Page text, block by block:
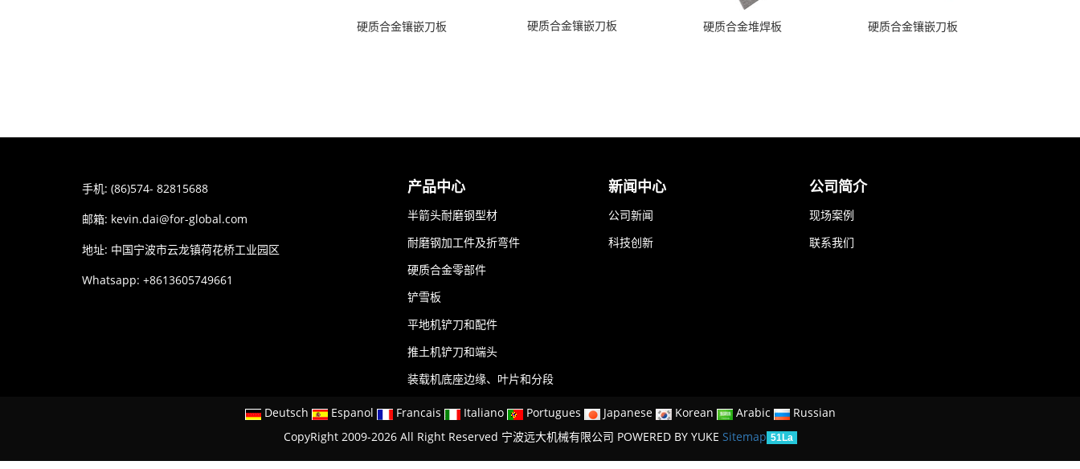
硬质合金镶嵌刀板 硬质合金镶嵌刀板 硬质合金堆焊板 硬质合金镶嵌刀板
手机: (86)574- 82815688
邮箱: kevin.dai@for-global.com
地址: 中国宁波市云龙镇荷花桥工业园区
Whatsapp: +8613605749661
产品中心
半箭头耐磨钢型材
耐磨钢加工件及折弯件
硬质合金零部件
铲雪板
平地机铲刀和配件
推土机铲刀和端头
装载机底座边缘、叶片和分段
新闻中心
公司新闻
科技创新
公司简介
现场案例
联系我们
Deutsch Espanol Francais Italiano Portugues Japanese Korean Arabic
Russian
CopyRight 2009-2026 All Right Reserved 宁波远大机械有限公司 POWERED BY YUKE Sitemap 51La